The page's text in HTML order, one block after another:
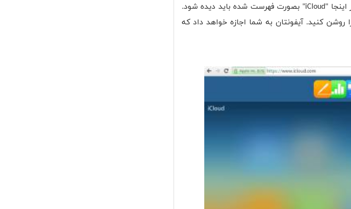
"Mail, Contacts, Calendars" وارد شوید و سپس گزینه "Accounts" را انتخاب نمایید. در اینجا "iCloud" بصورت فهرست شده باید دیده شود.
کنید. آیفونتان به شما اجازه خواهد داد که